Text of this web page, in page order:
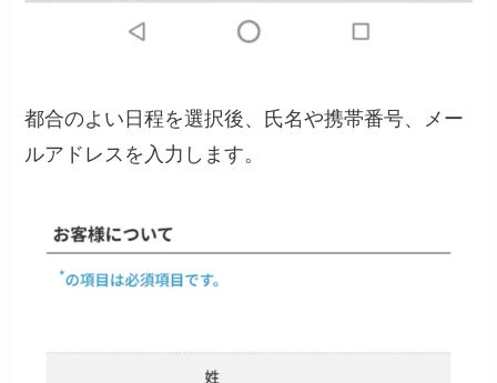
都合のよい日程を選択後、氏名や携帯番号、メー
ルアドレスを入力します。